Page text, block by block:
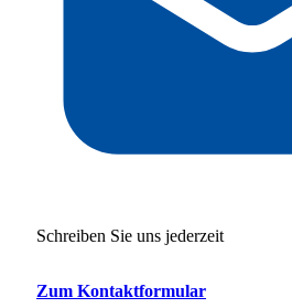
Schreiben Sie uns jederzeit
Zum Kontaktformular